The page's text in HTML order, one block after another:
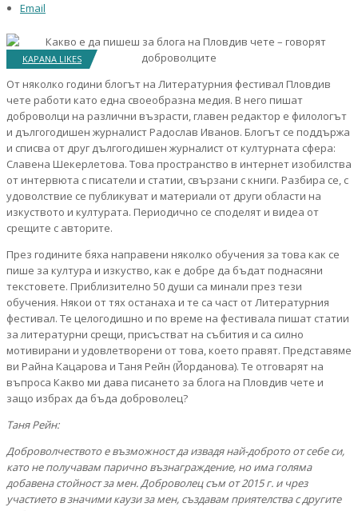
Email
KAPANA LIKES
От няколко години блогът на Литературния фестивал Пловдив
чете работи като една своеобразна медия. В него пишат
доброволци на различни възрасти, главен редактор е филологът
и дългогодишен журналист Радослав Иванов. Блогът се поддържа
и списва от друг дългогодишен журналист от културната сфера:
Славена Шекерлетова. Това пространство в интернет изобилства
от интервюта с писатели и статии, свързани с книги. Разбира се, с
удоволствие се публикуват и материали от други области на
изкуството и културата. Периодично се споделят и видеа от
срещите с авторите.
През годините бяха направени няколко обучения за това как се
пише за култура и изкуство, как е добре да бъдат поднасяни
текстовете. Приблизително 50 души са минали през тези
обучения. Някои от тях останаха и те са част от Литературния
фестивал. Те целогодишно и по време на фестивала пишат статии
за литературни срещи, присъстват на събития и са силно
мотивирани и удовлетворени от това, което правят. Представяме
ви Райна Кацарова и Таня Рейн (Йорданова). Те отговарят на
въпроса Какво ми дава писането за блога на Пловдив чете и
защо избрах да бъда доброволец?
Таня Рейн:
Доброволчеството е възможност да извадя най-доброто от себе си,
като не получавам парично възнаграждение, но има голяма
добавена стойност за мен. Доброволец съм от 2015 г. и чрез
участието в значими каузи за мен, създавам приятелства с другите